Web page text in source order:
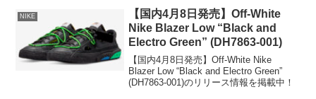
NIKE
【国内4月8日発売】Off-White
Nike Blazer Low “Black and
Electro Green” (DH7863-001)
【国内4月8日発売】Off-White Nike
Blazer Low “Black and Electro Green”
(DH7863-001)のリリース情報を掲載中！